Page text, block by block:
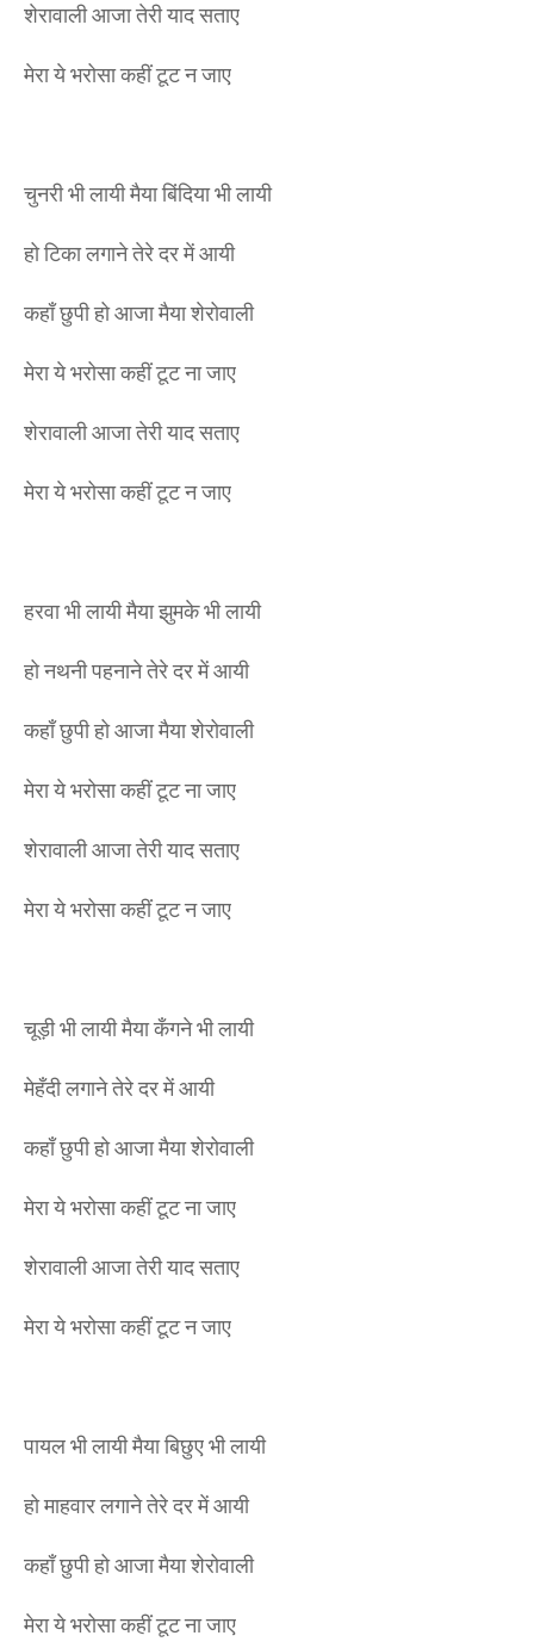
शेरावाली आजा तेरी याद सताए
मेरा ये भरोसा कहीं टूट न जाए
चुनरी भी लायी मैया बिंदिया भी लायी
हो टिका लगाने तेरे दर में आयी
कहाँ छुपी हो आजा मैया शेरोवाली
मेरा ये भरोसा कहीं टूट ना जाए
शेरावाली आजा तेरी याद सताए
मेरा ये भरोसा कहीं टूट न जाए
हरवा भी लायी मैया झुमके भी लायी
हो नथनी पहनाने तेरे दर में आयी
कहाँ छुपी हो आजा मैया शेरोवाली
मेरा ये भरोसा कहीं टूट ना जाए
शेरावाली आजा तेरी याद सताए
मेरा ये भरोसा कहीं टूट न जाए
चूड़ी भी लायी मैया कँगने भी लायी
मेहँदी लगाने तेरे दर में आयी
कहाँ छुपी हो आजा मैया शेरोवाली
मेरा ये भरोसा कहीं टूट ना जाए
शेरावाली आजा तेरी याद सताए
मेरा ये भरोसा कहीं टूट न जाए
पायल भी लायी मैया बिछुए भी लायी
हो माहवार लगाने तेरे दर में आयी
कहाँ छुपी हो आजा मैया शेरोवाली
मेरा ये भरोसा कहीं टूट ना जाए